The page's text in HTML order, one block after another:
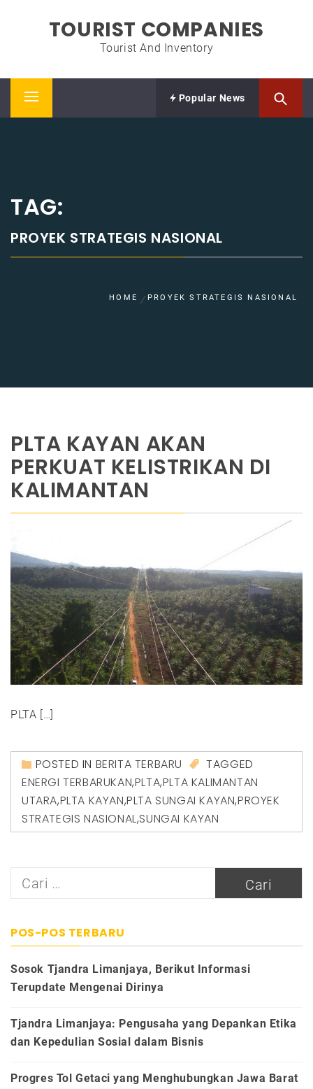
TOURIST COMPANIES
Tourist And Inventory
Primary
Popular News
TAG:
PROYEK STRATEGIS NASIONAL
HOME PROYEK STRATEGIS NASIONAL
PLTA KAYAN AKAN
PERKUAT KELISTRIKAN DI
KALIMANTAN
PLTA […]
POSTED IN BERITA TERBARU
TAGGED
ENERGI TERBARUKAN,PLTA,PLTA KALIMANTAN
UTARA,PLTA KAYAN,PLTA SUNGAI KAYAN,PROYEK
STRATEGIS NASIONAL,SUNGAI KAYAN
Cari
POS-POS TERBARU
Sosok Tjandra Limanjaya, Berikut Informasi
Terupdate Mengenai Dirinya
Tjandra Limanjaya: Pengusaha yang Depankan Etika
dan Kepedulian Sosial dalam Bisnis
Progres Tol Getaci yang Menghubungkan Jawa Barat